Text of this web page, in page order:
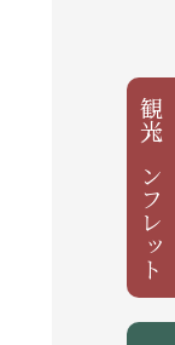
観光パンフレット